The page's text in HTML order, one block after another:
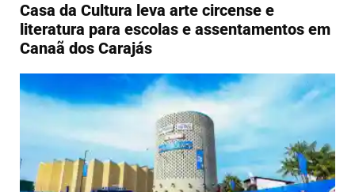
Casa da Cultura leva arte circense e
literatura para escolas e assentamentos em
Canaã dos Carajás